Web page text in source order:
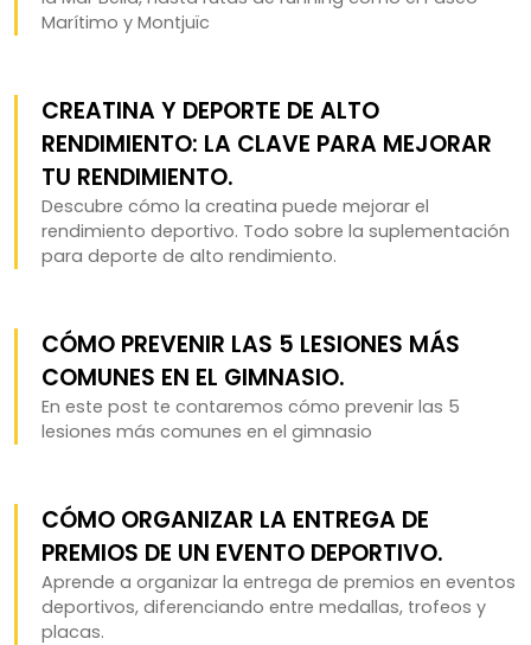
Marítimo y Montjuïc
CREATINA Y DEPORTE DE ALTO
RENDIMIENTO: LA CLAVE PARA MEJORAR
TU RENDIMIENTO.
Descubre cómo la creatina puede mejorar el
rendimiento deportivo. Todo sobre la suplementación
para deporte de alto rendimiento.
CÓMO PREVENIR LAS 5 LESIONES MÁS
COMUNES EN EL GIMNASIO.
En este post te contaremos cómo prevenir las 5
lesiones más comunes en el gimnasio
CÓMO ORGANIZAR LA ENTREGA DE
PREMIOS DE UN EVENTO DEPORTIVO.
Aprende a organizar la entrega de premios en eventos
deportivos, diferenciando entre medallas, trofeos y
placas.